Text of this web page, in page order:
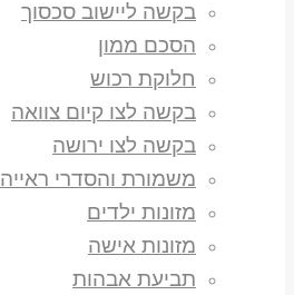
בקשה ליישוב סכסוך
הסכם ממון
חלוקת רכוש
בקשה לצו קיום צוואה
בקשה לצו ירושה
משמורת והסדרי ראייה
מזונות ילדים
מזונות אישה
תביעת אבהות